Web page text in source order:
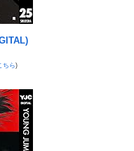
・・・【藤嶌果歩1st写
鴎=========鷲
イズミリオネア」しかな
評判まとめ！ヤレる感が
シャポン」2026年8月発
ちら)